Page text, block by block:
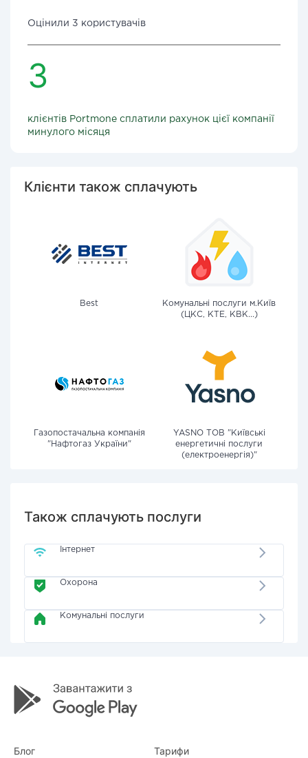
Оцінили 3 користувачів
3
клієнтів Portmone сплатили рахунок цієї компанії
минулого місяця
Клієнти також сплачують
Best
Комунальні послуги м.Київ
(ЦКС, КТЕ, КВК...)
Газопостачальна компанія
"Нафтогаз України"
YASNO ТОВ "Київські
енергетичні послуги
(електроенергія)"
Також сплачують послуги
Інтернет
Охорона
Комунальні послуги
Блог Тарифи